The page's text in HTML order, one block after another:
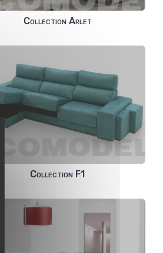
Collection Arlet
Collection F1